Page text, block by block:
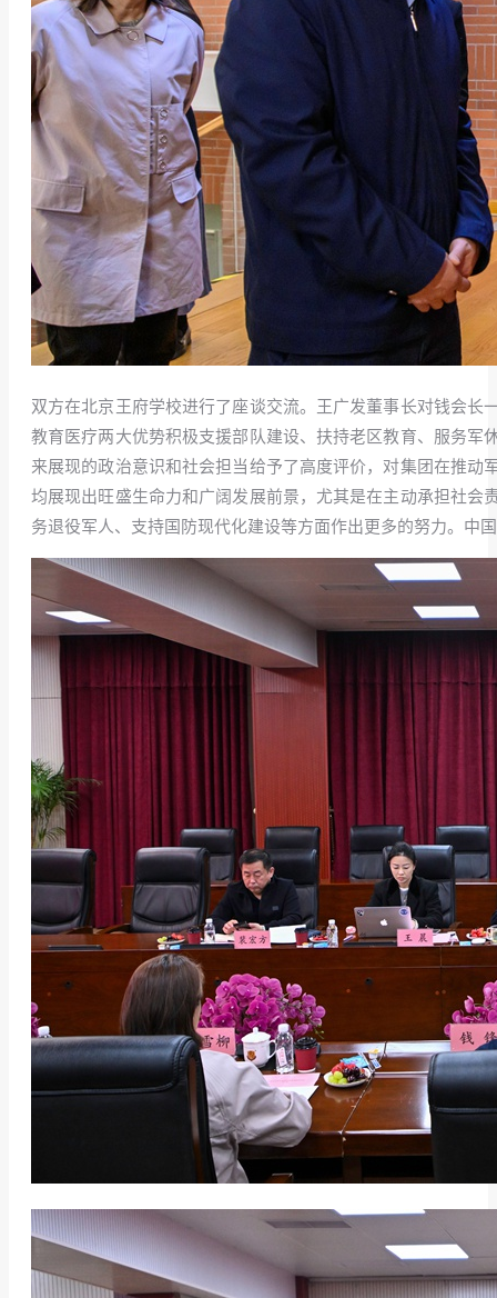
双方在北京王府学校进行了座谈交流。王广发董事长对钱会
教育医疗两大优势积极支援部队建设、扶持老区教育、服务
来展现的政治意识和社会担当给予了高度评价，对集团在推
均展现出旺盛生命力和广阔发展前景，尤其是在主动承担社
务退役军人、支持国防现代化建设等方面作出更多的努力。中